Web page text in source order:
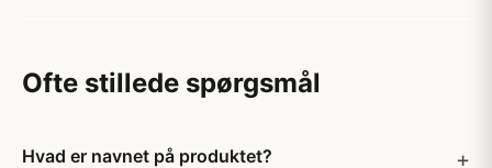
Ofte stillede spørgsmål
Hvad er navnet på produktet?